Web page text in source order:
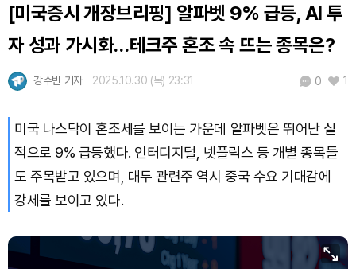
[미국증시 개장브리핑] 알파벳 9% 급등, AI 투
자 성과 가시화…테크주 혼조 속 뜨는 종목은?
강수빈 기자 2025.10.30 (목) 23:31 0 1
미국 나스닥이 혼조세를 보이는 가운데 알파벳은 뛰어난 실
적으로 9% 급등했다. 인터디지털, 넷플릭스 등 개별 종목들
도 주목받고 있으며, 대두 관련주 역시 중국 수요 기대감에
강세를 보이고 있다.